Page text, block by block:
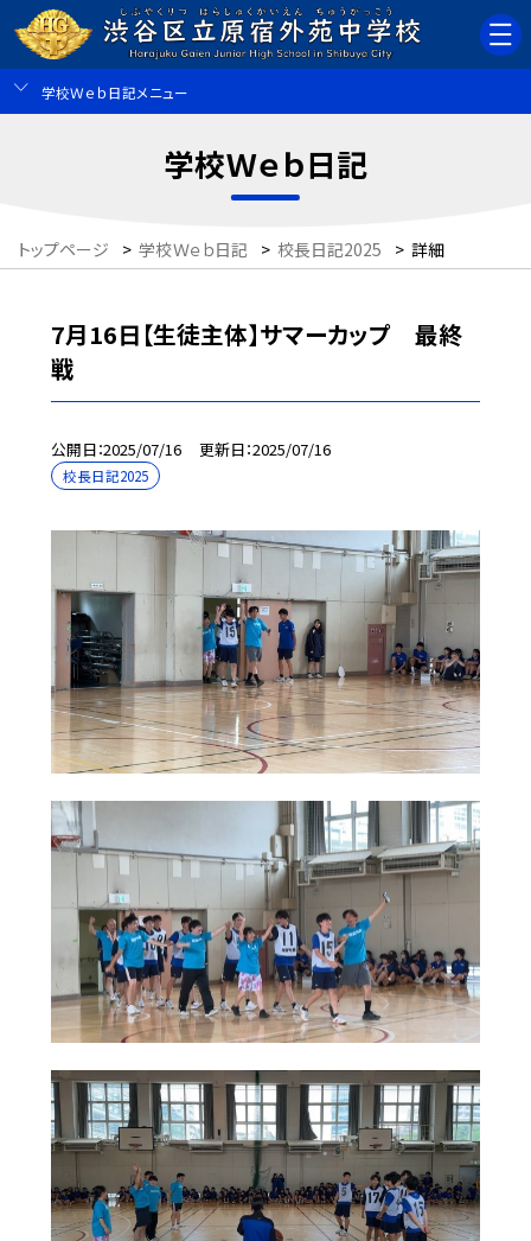
学校Ｗｅｂ日記メニュー
学校Ｗｅｂ日記
トップページ > 学校Ｗｅｂ日記 > 校長日記2025 > 詳細
7月16日【生徒主体】サマーカップ 最終
戦
公開日 2025/07/16 更新日 2025/07/16
校長日記2025